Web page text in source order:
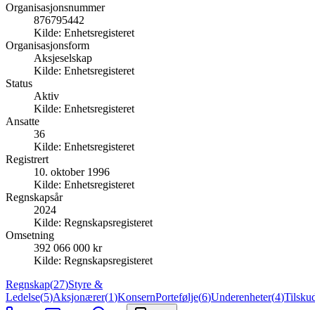
Organisasjonsnummer
876795442
Kilde: Enhetsregisteret
Organisasjonsform
Aksjeselskap
Kilde: Enhetsregisteret
Status
Aktiv
Kilde: Enhetsregisteret
Ansatte
36
Kilde: Enhetsregisteret
Registrert
10. oktober 1996
Kilde: Enhetsregisteret
Regnskapsår
2024
Kilde: Regnskapsregisteret
Omsetning
392 066 000 kr
Kilde: Regnskapsregisteret
Regnskap(27)Styre &
Ledelse(5)Aksjonærer(1)KonsernPortefølje(6)Underenheter(4)